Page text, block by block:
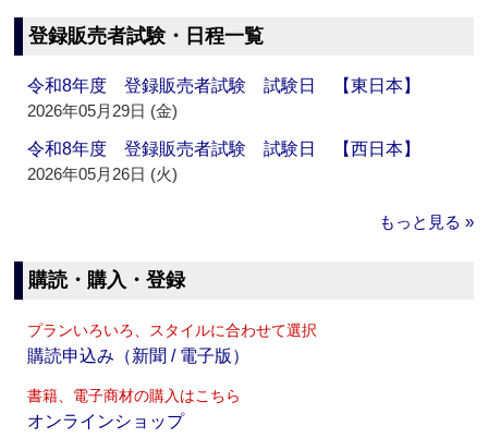
登録販売者試験・日程一覧
令和8年度 登録販売者試験 試験日 【東日本】
2026年05月29日 (金)
令和8年度 登録販売者試験 試験日 【西日本】
2026年05月26日 (火)
もっと見る »
購読・購入・登録
プランいろいろ、スタイルに合わせて選択
購読申込み（新聞 / 電子版）
書籍、電子商材の購入はこちら
オンラインショップ